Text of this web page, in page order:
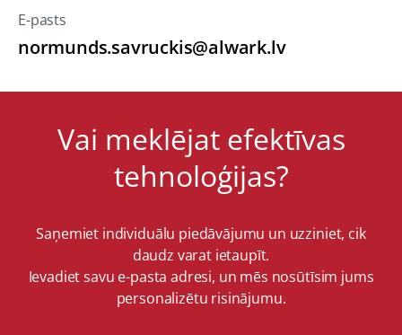
E-pasts
normunds.savruckis@alwark.lv
Vai meklējat efektīvas
tehnoloģijas?
Saņemiet individuālu piedāvājumu un uzziniet, cik
daudz varat ietaupīt.
Ievadiet savu e-pasta adresi, un mēs nosūtīsim jums
personalizētu risinājumu.